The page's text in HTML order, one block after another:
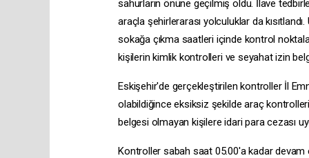
sahurların önüne geçilmiş oldu. İlave
araçla şehirlerarası yolculuklar da
sokağa çıkma saatleri içinde kontrol
kişilerin kimlik kontrolleri ve seyahat izin
Eskişehir'de gerçekleştirilen kontroller İl
olabildiğince eksiksiz şekilde araç kontrolleri
belgesi olmayan kişilere idari para cezası
Kontroller sabah saat 05.00'a kadar devam